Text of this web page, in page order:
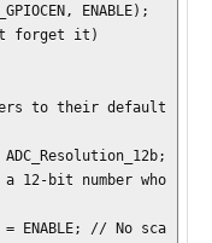
ENABLE);
forget it)
to their default
12-bit number who
= ENABLE; // No sca